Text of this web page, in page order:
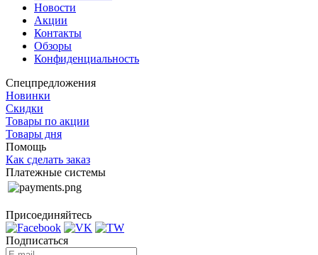
Новости
Акции
Контакты
Обзоры
Конфиденциальность
Спецпредложения
Новинки
Скидки
Товары по акции
Товары дня
Помощь
Как сделать заказ
Платежные системы
Присоединяйтесь
Подписаться